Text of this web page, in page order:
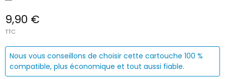
9,90 €
TTC
Nous vous conseillons de choisir cette cartouche 100 %
compatible, plus économique et tout aussi fiable.